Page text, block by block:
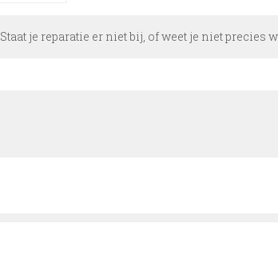
Staat je reparatie er niet bij, of weet je niet precies